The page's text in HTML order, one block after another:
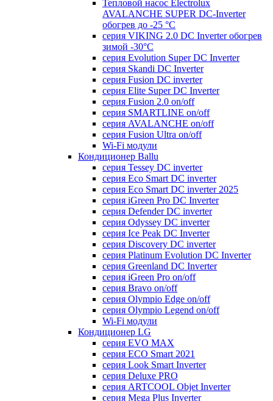
Тепловой насос Electrolux
AVALANCHE SUPER DC-Inverter
обогрев до -25 °С
серия VIKING 2.0 DC Inverter обогрев
зимой -30°С
серия Evolution Super DC Inverter
серия Skandi DC Inverter
серия Fusion DC inverter
серия Elite Super DC Inverter
серия Fusion 2.0 on/off
серия SMARTLINE on/off
серия AVALANCHE on/off
серия Fusion Ultra on/off
Wi-Fi модули
Кондиционер Ballu
серия Tessey DC inverter
серия Eco Smart DC inverter
серия Eco Smart DC inverter 2025
серия iGreen Pro DC Inverter
серия Defender DC inverter
серия Odyssey DC inverter
серия Ice Peak DС Inverter
cерия Discovery DC inverter
серия Platinum Evolution DC Inverter
серия Greenland DC Inverter
серия iGreen Pro on/off
серия Bravo on/off
серия Olympio Edge on/off
серия Olympio Legend on/off
Wi-Fi модули
Кондиционер LG
серия EVO MAX
серия ECO Smart 2021
серия Look Smart Inverter
серия Deluxe PRO
серия ARTCOOL Objet Inverter
серия Mega Plus Inverter